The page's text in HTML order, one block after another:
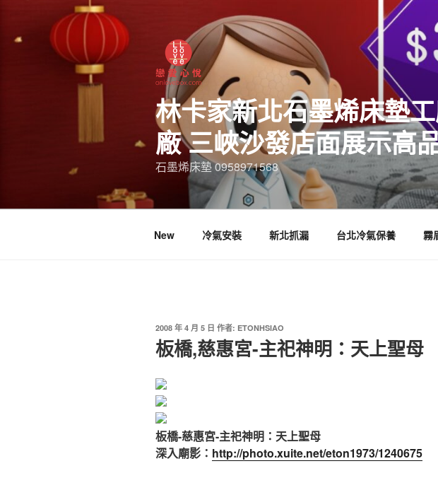
林卡家新北石墨烯床墊
廠 三峽沙發店面展示高
石墨烯床墊 0958971568
New 冷氣安裝 新北抓漏 台北冷氣保養 霧
2008 年 4 月 5 日 作者: ETONHSIAO
板橋,慈惠宮-主祀神明：天上聖母
板橋-慈惠宮-主祀神明：天上聖母
深入廟影： http://photo.xuite.net/eton1973/1240675